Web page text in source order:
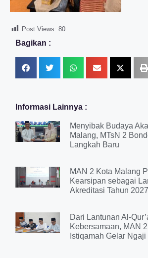
Post Views: 80
Bagikan :
Informasi Lainnya :
Menyibak Budaya
Malang, MTsN 2
Langkah Baru
MAN 2 Kota Malang
Kearsipan sebagai
Akreditasi Tahun 2027
Dari Lantunan Al-
Kebersamaan, MAN
Istiqamah Gelar Ngaji